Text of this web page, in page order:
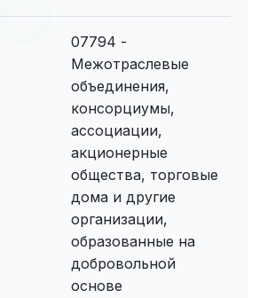
07794 -
Межотраслевые
объединения,
консорциумы,
ассоциации,
акционерные
общества, торговые
дома и другие
организации,
образованные на
добровольной
основе